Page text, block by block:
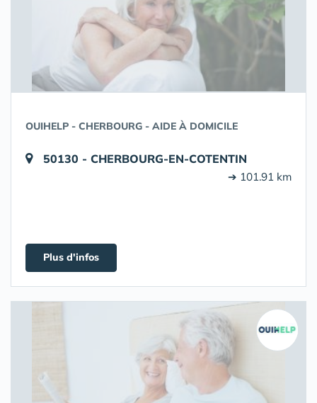
OUIHELP - CHERBOURG - AIDE À DOMICILE
50130 - CHERBOURG-EN-COTENTIN
➔ 101.91 km
Plus d'infos